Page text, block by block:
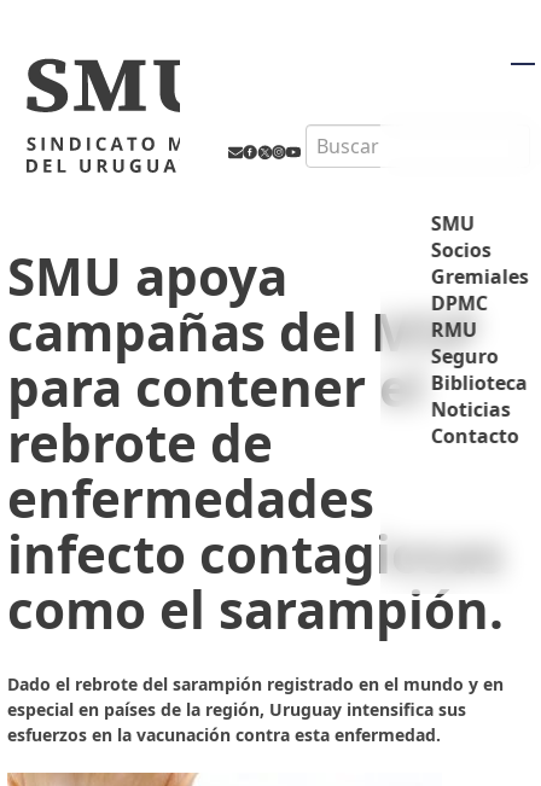
Search
SMU
Socios
Gremiales
DPMC
RMU
Seguro
Biblioteca
Noticias
Contacto
SMU apoya
campañas del MSP
para contener el
rebrote de
enfermedades
infecto contagiosas
como el sarampión.
Dado el rebrote del sarampión registrado en el mundo y en
especial en países de la región, Uruguay intensifica sus
esfuerzos en la vacunación contra esta enfermedad.